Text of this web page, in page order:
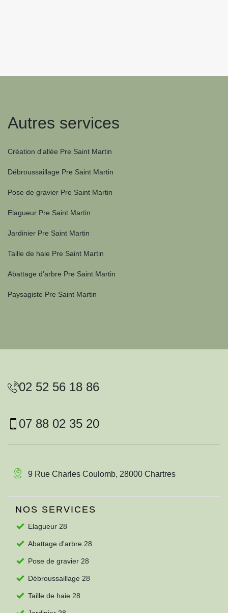
Autres services
Création d'allée Pre Saint Martin
Débroussaillage Pre Saint Martin
Pose de gravier Pre Saint Martin
Elagueur Pre Saint Martin
Jardinier Pre Saint Martin
Taille de haie Pre Saint Martin
Abattage d'arbre Pre Saint Martin
Paysagiste Pre Saint Martin
02 52 56 18 86
07 88 02 35 20
9 Rue Charles Coulomb, 28000 Chartres
NOS SERVICES
Elagueur 28
Abattage d'arbre 28
Pose de gravier 28
Débroussaillage 28
Taille de haie 28